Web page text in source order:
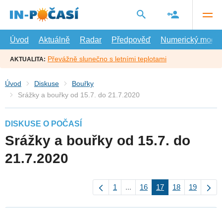
hlavní
Úvod
Aktuálně Radar Předpověď Numerický model
AKTUALITA: Převážně slunečno s letními teplotami
Úvod Diskuse
Bouřky
Srážky a bouřky od 15.7. do 21.7.2020
DISKUSE O POČASÍ
Srážky a bouřky od 15.7. do
21.7.2020
1 ... 16 17 18 19